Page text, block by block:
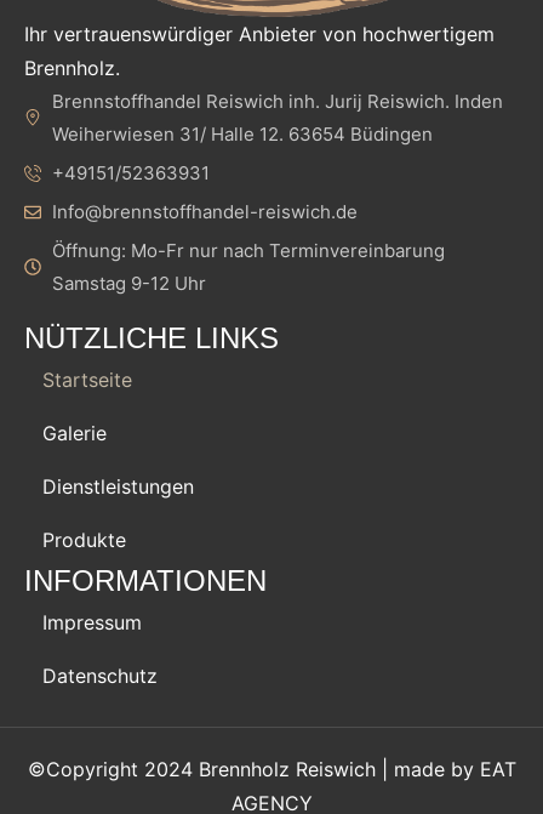
Ihr vertrauenswürdiger Anbieter von hochwertigem
Brennholz.
Brennstoffhandel Reiswich inh. Jurij Reiswich. Inden
Weiherwiesen 31/ Halle 12. 63654 Büdingen
+49151/52363931
Info@brennstoffhandel-reiswich.de
Öffnung: Mo-Fr nur nach Terminvereinbarung
Samstag 9-12 Uhr
NÜTZLICHE LINKS
Startseite
Galerie
Dienstleistungen
Produkte
INFORMATIONEN
Impressum
Datenschutz
©Copyright 2024 Brennholz Reiswich | made by EAT
AGENCY